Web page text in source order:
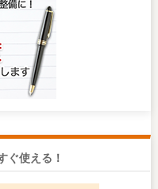
ぐ使える！